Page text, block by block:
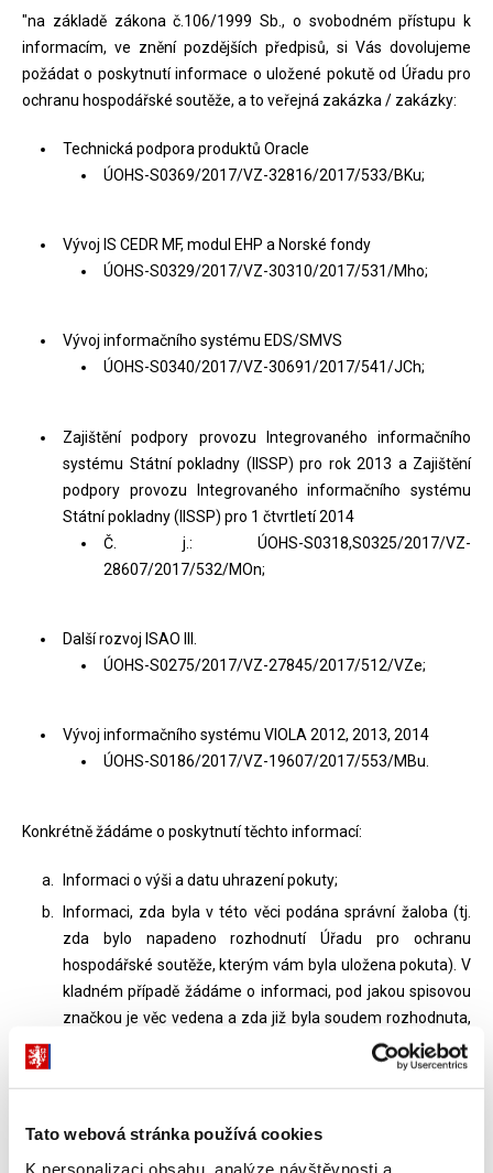
Tato webová stránka používá cookies
K personalizaci obsahu, analýze návštěvnosti a
"na základě zákona č.106/1999 Sb., o svobodném přístupu k
informacím, ve znění pozdějších předpisů, si Vás dovolujeme
požádat o poskytnutí informace o uložené pokutě od Úřadu pro
ochranu hospodářské soutěže, a to veřejná zakázka / zakázky:
Technická podpora produktů Oracle
ÚOHS-S0369/2017/VZ-32816/2017/533/BKu;
Vývoj IS CEDR MF, modul EHP a Norské fondy
ÚOHS-S0329/2017/VZ-30310/2017/531/Mho;
Vývoj informačního systému EDS/SMVS
ÚOHS-S0340/2017/VZ-30691/2017/541/JCh;
Zajištění podpory provozu Integrovaného informačního
systému Státní pokladny (IISSP) pro rok 2013 a Zajištění
podpory provozu Integrovaného informačního systému
Státní pokladny (IISSP) pro 1 čtvrtletí 2014
Č. j.: ÚOHS-S0318,S0325/2017/VZ-
28607/2017/532/MOn;
Další rozvoj ISAO III.
ÚOHS-S0275/2017/VZ-27845/2017/512/VZe;
Vývoj informačního systému VIOLA 2012, 2013, 2014
ÚOHS-S0186/2017/VZ-19607/2017/553/MBu.
Konkrétně žádáme o poskytnutí těchto informací:
Informaci o výši a datu uhrazení pokuty;
Informaci, zda byla v této věci podána správní žaloba (tj.
zda bylo napadeno rozhodnutí Úřadu pro ochranu
hospodářské soutěže, kterým vám byla uložena pokuta). V
kladném případě žádáme o informaci, pod jakou spisovou
značkou je věc vedena a zda již byla soudem rozhodnuta,
případně jakým způsobem byla věc rozhodnuta, a zda
rozhodnutí soudu je již pravomocné. V případě existence
Informaci, zda vám vznikla v souvislosti s touto veřejnou